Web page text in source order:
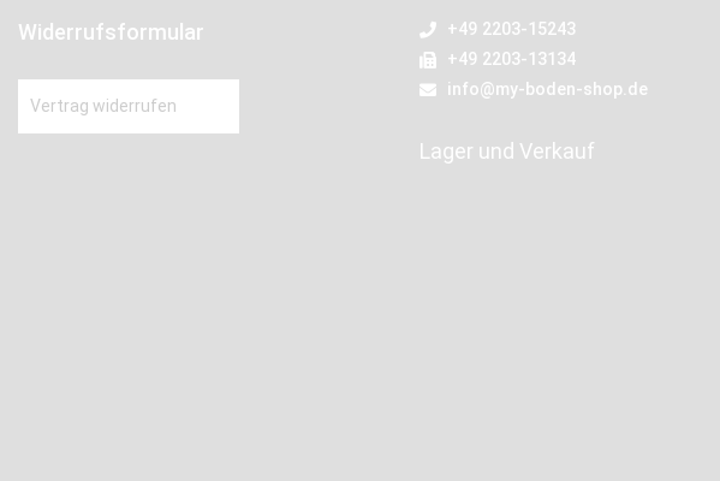
Widerrufsformular
Vertrag widerrufen
+49 2203-15243
+49 2203-13134
info@my-boden-shop.de
Lager und Verkauf